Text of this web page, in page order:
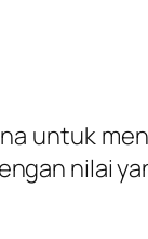
untuk
nilai